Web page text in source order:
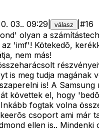
03.. 09:29 válasz #16
olyan a
az 'imf'! Kötekedõ,
nem más!
is meg tudja magának
is! A
követtek el, hogy
fogtak volna
csoport ami már
ellen is.. Mindenki